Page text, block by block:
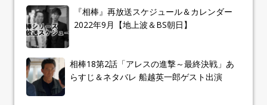
『相棒』再放送スケジュール＆カレンダー
2022年9月【地上波＆BS朝日】
相棒18第2話「アレスの進撃～最終決戦」あ
らすじ＆ネタバレ 船越英一郎ゲスト出演